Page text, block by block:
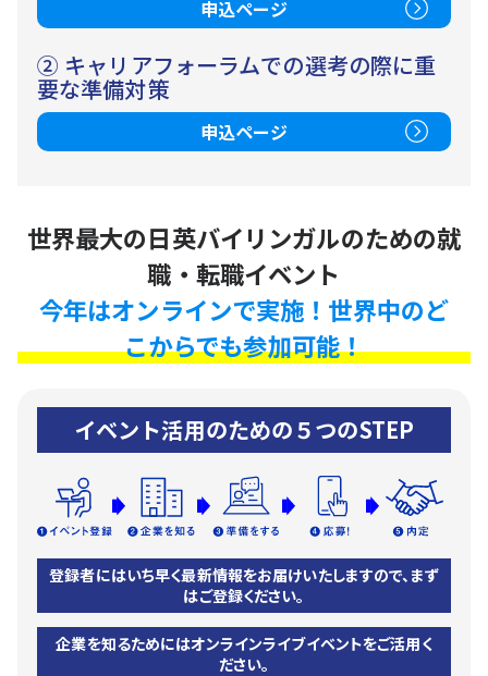
申込ページ
② キャリアフォーラムでの選考の際に重
要な準備対策
申込ページ
世界最大の日英バイリンガルのための就
職・転職イベント
今年はオンラインで実施！世界中のど
こからでも参加可能！
イベント活用のための５つのSTEP
登録者にはいち早く最新情報をお届けいたしますので、まず
はご登録ください。
企業を知るためにはオンラインライブイベントをご活用く
ださい。